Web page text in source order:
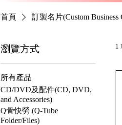
首頁 訂製名片(Custom Business
瀏覽方式
所有產品
CD/DVD及配件(CD, DVD,
and Accessories)
Q骨快勞 (Q-Tube
Folder/Files)
1